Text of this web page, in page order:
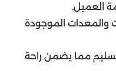
العميل.
والمعدات الموجودة
مما يضمن راحة